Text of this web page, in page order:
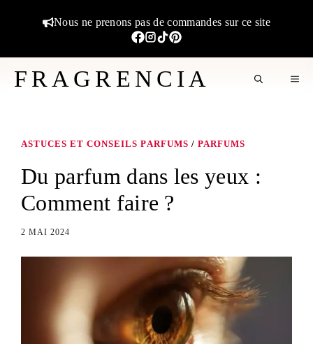
Nous ne prenons pas de commandes sur ce site
FRAGRENCIA
ASTUCES ET CONSEILS PARFUMS / PARFUMS
Du parfum dans les yeux :
Comment faire ?
2 MAI 2024